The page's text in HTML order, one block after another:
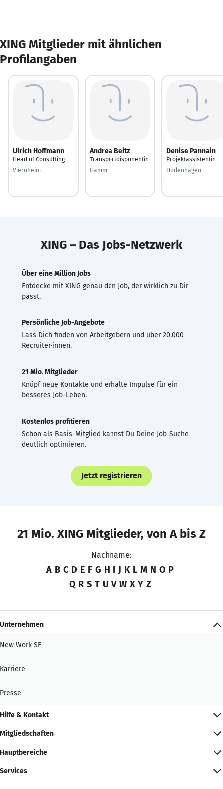
XING Mitglieder mit ähnlichen
Profilangaben
Ulrich Hoffmann
Head of Consulting
Viernheim
Andrea Beitz
Transportdisponentin
Hamm
Denise Pannain
Projektassistentin
Hodenhagen
XING – Das Jobs-Netzwerk
Über eine Million Jobs
Entdecke mit XING genau den Job, der wirklich zu Dir
passt.
Persönliche Job-Angebote
Lass Dich finden von Arbeitgebern und über 20.000
Recruiter·innen.
21 Mio. Mitglieder
Knüpf neue Kontakte und erhalte Impulse für ein
besseres Job-Leben.
Kostenlos profitieren
Schon als Basis-Mitglied kannst Du Deine Job-Suche
deutlich optimieren.
Jetzt registrieren
21 Mio. XING Mitglieder, von A bis Z
Nachname:
A B C D E F G H I J K L M N O P
Q R S T U V W X Y Z
Unternehmen
New Work SE
Karriere
Presse
Hilfe & Kontakt
Mitgliedschaften
Hauptbereiche
Services